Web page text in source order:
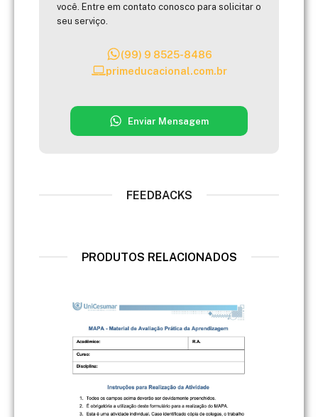
você. Entre em contato conosco para solicitar o
seu serviço.
(99) 9 8525-8486
primeducacional.com.br
Enviar Mensagem
FEEDBACKS
PRODUTOS RELACIONADOS